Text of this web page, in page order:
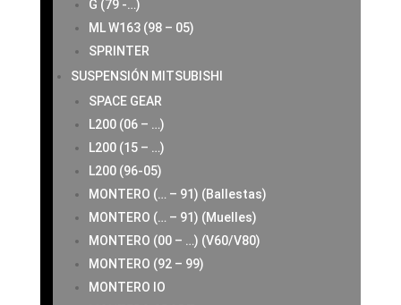
G (79 -…)
ML W163 (98 – 05)
SPRINTER
SUSPENSIÓN MITSUBISHI
SPACE GEAR
L200 (06 – …)
L200 (15 – …)
L200 (96-05)
MONTERO (… – 91) (Ballestas)
MONTERO (… – 91) (Muelles)
MONTERO (00 – …) (V60/V80)
MONTERO (92 – 99)
MONTERO IO